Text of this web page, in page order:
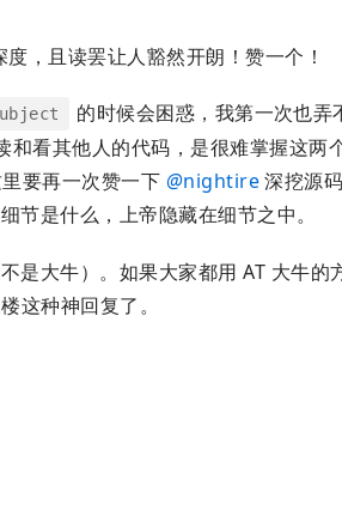
，且读罢让人豁然开朗！赞一个！
的时候会困惑，我第一次也弄
看其他人的代码，是很难掌握这两
要再一次赞一下 @nightire深挖源
节是什么，上帝隐藏在细节之中。
是大牛）。如果大家都用 AT 大牛的
这种神回复了。